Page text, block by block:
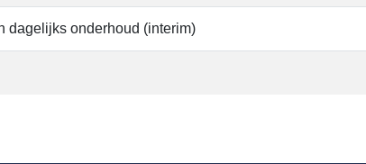
dagelijks onderhoud (interim)